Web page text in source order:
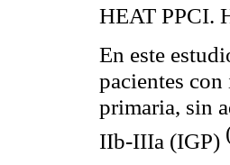
HEAT PPCI.
En este
pacientes
primaria, sin
IIb-IIIa (IGP)